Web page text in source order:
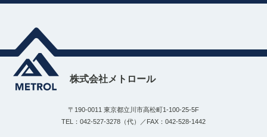
株式会社メトロール
〒190-0011 東京都立川市高松町1-100-25-5F
TEL：042-527-3278（代）／FAX：042-528-1442